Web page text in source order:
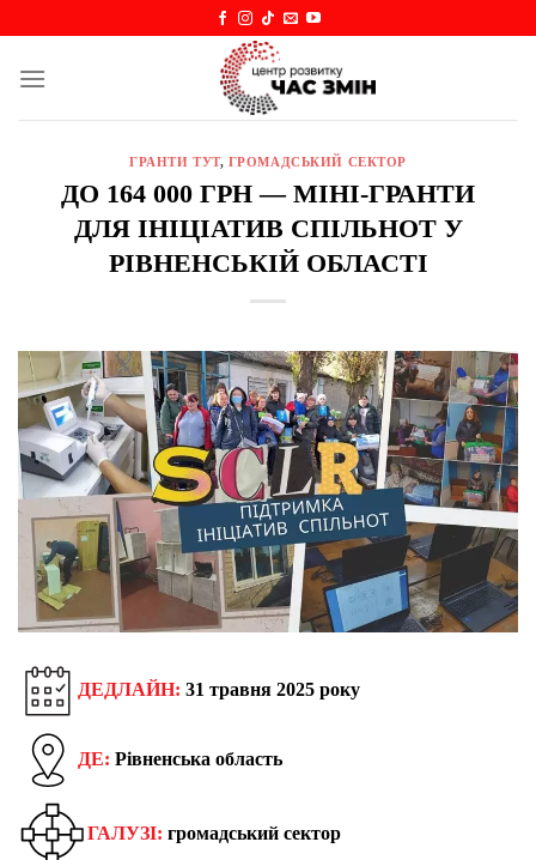
content
ГРАНТИ ТУТ, ГРОМАДСЬКИЙ СЕКТОР
ДО 164 000 ГРН — МІНІ-ГРАНТИ
ДЛЯ ІНІЦІАТИВ СПІЛЬНОТ У
РІВНЕНСЬКІЙ ОБЛАСТІ
ДЕДЛАЙН: 31 травня 2025 року
ДЕ: Рівненська область
ГАЛУЗІ: громадський сектор